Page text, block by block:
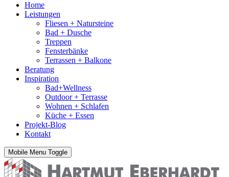
Home
Leistungen
Fliesen + Natursteine
Bad + Dusche
Treppen
Fensterbänke
Terrassen + Balkone
Beratung
Inspiration
Bad+Wellness
Outdoor + Terrasse
Wohnen + Schlafen
Küche + Essen
Projekt-Blog
Kontakt
Mobile Menu Toggle